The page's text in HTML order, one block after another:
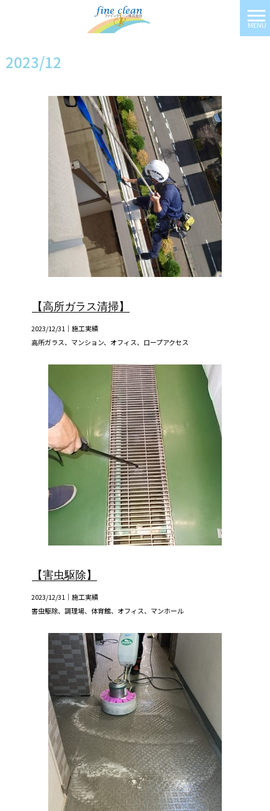
MENU
ファインクリーン株式会社 HOME >
2023/12
【高所ガラス清掃】
2023/12/31｜施工実績
高所ガラス、マンション、オフィス、ロープアクセス
【害虫駆除】
2023/12/31｜施工実績
害虫駆除、調理場、体育館、オフィス、マンホール